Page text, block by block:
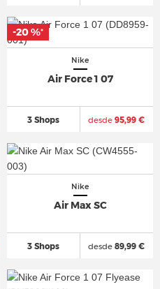
Nike
Air Force 1 07
3 Shops desde 95,99 €
-20 %*
Nike
Air Max SC
3 Shops desde 89,99 €